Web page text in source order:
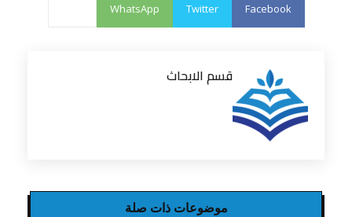
Facebook
Twitter
WhatsApp
قسم الابحاث
موضوعات ذات صلة